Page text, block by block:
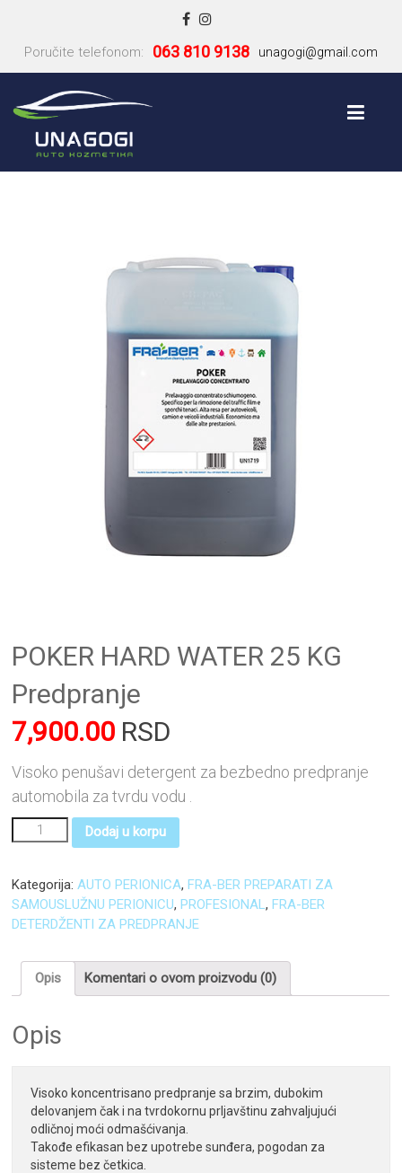
Poručite telefonom: 063 810 9138 unagogi@gmail.com
POKER HARD WATER 25 KG
Predpranje
7,900.00 RSD
Visoko penušavi detergent za bezbedno predpranje
automobila za tvrdu vodu .
Dodaj u korpu
Kategorija:AUTO PERIONICA,FRA-BER PREPARATI ZA
SAMOUSLUŽNU PERIONICU,PROFESIONAL,FRA-BER
DETERDŽENTI ZA PREDPRANJE
Opis Komentari o ovom proizvodu (0)
Opis
Visoko koncentrisano predpranje sa brzim, dubokim
delovanjem čak i na tvrdokornu prljavštinu zahvaljujući
odličnoj moći odmašćivanja.
Takođe efikasan bez upotrebe sunđera, pogodan za
sisteme bez četkica.